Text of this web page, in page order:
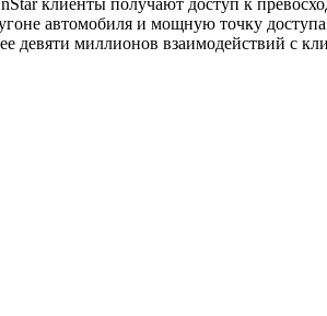
клиенты получают доступ к
автомобиля и мощную точку
девяти миллионов взаимодействий с